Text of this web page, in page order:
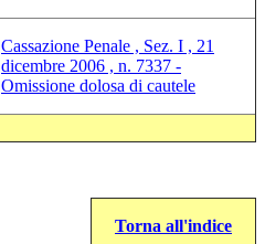
Cassazione Penale , Sez. I , 21
dicembre 2006 , n. 7337 -
Omissione dolosa di cautele
Torna all'indice